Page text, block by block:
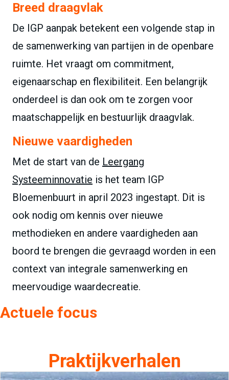
Breed draagvlak
De IGP aanpak betekent een volgende stap in
de samenwerking van partijen in de openbare
ruimte. Het vraagt om commitment,
eigenaarschap en flexibiliteit. Een belangrijk
onderdeel is dan ook om te zorgen voor
maatschappelijk en bestuurlijk draagvlak.
Nieuwe vaardigheden
Met de start van de Leergang
Systeeminnovatie is het team IGP
Bloemenbuurt in april 2023 ingestapt. Dit is
ook nodig om kennis over nieuwe
methodieken en andere vaardigheden aan
boord te brengen die gevraagd worden in een
context van integrale samenwerking en
meervoudige waardecreatie.
Actuele focus
Praktijkverhalen